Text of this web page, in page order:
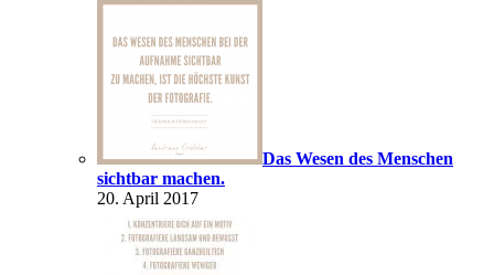
Das Wesen des Menschen
sichtbar machen.
20. April 2017